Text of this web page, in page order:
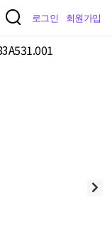
로그인 회원가입